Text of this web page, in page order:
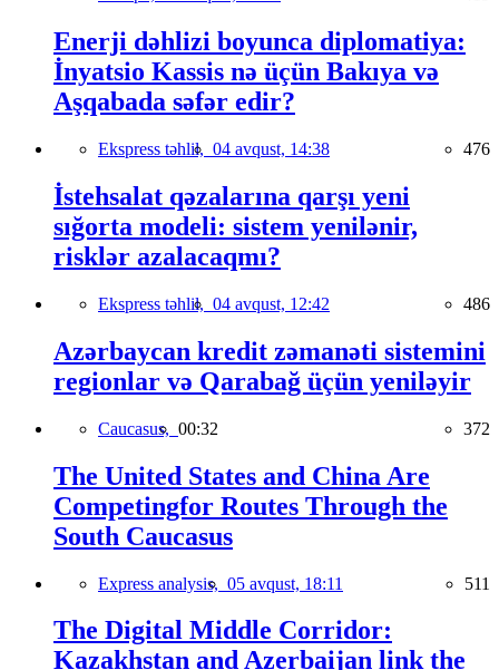
Enerji dəhlizi boyunca diplomatiya:
İnyatsio Kassis nə üçün Bakıya və
Aşqabada səfər edir?
Ekspress təhlil, 04 avqust, 14:38 476
İstehsalat qəzalarına qarşı yeni
sığorta modeli: sistem yenilənir,
risklər azalacaqmı?
Ekspress təhlil, 04 avqust, 12:42 486
Azərbaycan kredit zəmanəti sistemini
regionlar və Qarabağ üçün yeniləyir
Caucasus, 00:32 372
The United States and China Are
Competingfor Routes Through the
South Caucasus
Express analysis, 05 avqust, 18:11 511
The Digital Middle Corridor:
Kazakhstan and Azerbaijan link the